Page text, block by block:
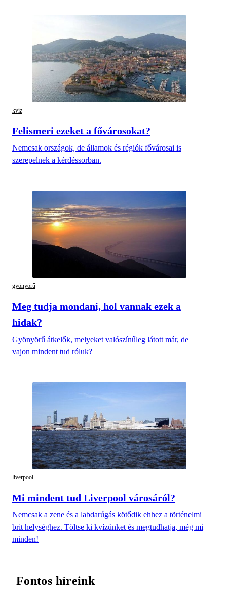
kvíz
Felismeri ezeket a fővárosokat?
Nemcsak országok, de államok és régiók fővárosai is
szerepelnek a kérdéssorban.
gyönyörű
Meg tudja mondani, hol vannak ezek a
hidak?
Gyönyörű átkelők, melyeket valószínűleg látott már, de
vajon mindent tud róluk?
liverpool
Mi mindent tud Liverpool városáról?
Nemcsak a zene és a labdarúgás kötődik ehhez a történelmi
brit helységhez. Töltse ki kvízünket és megtudhatja, még mi
minden!
Fontos híreink